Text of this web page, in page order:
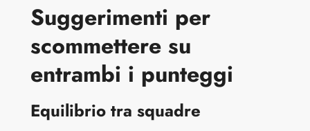
Suggerimenti per
scommettere su
entrambi i punteggi
Equilibrio tra squadre